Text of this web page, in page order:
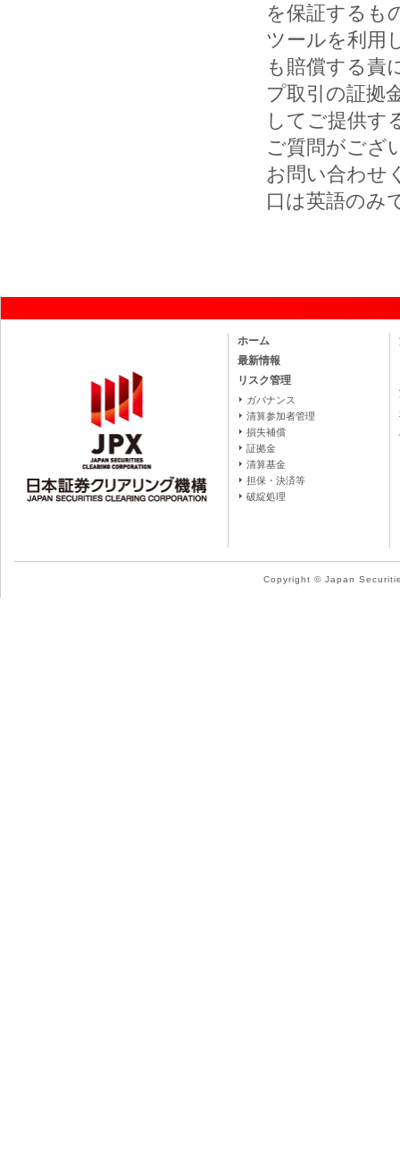
を保証するも
ツールを利用
も賠償する責
プ取引の証拠
してご提供す
ご質問がござ
お問い合わせ
口は英語のみ
ホーム
最新情報
リスク管理
ガバナンス
清算参加者管理
損失補償
証拠金
清算基金
担保・決済等
破綻処理
Copyright © Japan